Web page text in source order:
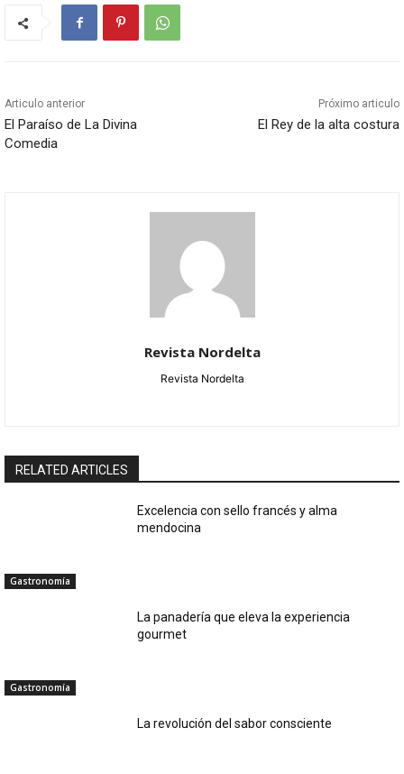
Articulo anterior
El Paraíso de La Divina
Comedia
Próximo articulo
El Rey de la alta costura
Revista Nordelta
Revista Nordelta
RELATED ARTICLES
Gastronomía
Excelencia con sello francés y alma
mendocina
Gastronomía
La panadería que eleva la experiencia
gourmet
La revolución del sabor consciente